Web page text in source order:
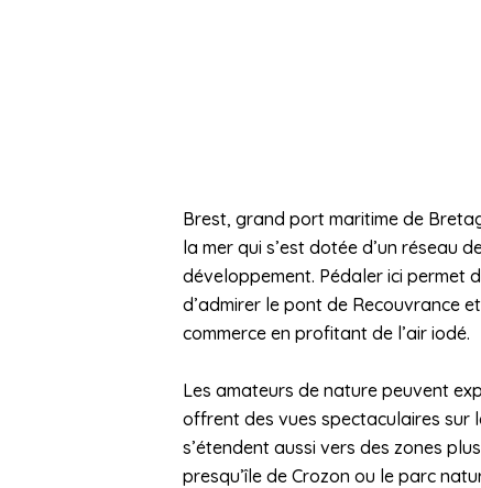
Brest, grand port maritime de
la mer qui s’est dotée d’un réseau
développement. Pédaler ici permet
d’admirer le pont de Recouvrance
commerce en profitant de l’air iodé.
Les amateurs de nature peuvent
offrent des vues spectaculaires sur
s’étendent aussi vers des zones
presqu’île de Crozon ou le parc